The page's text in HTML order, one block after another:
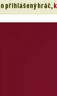
přihlášený hráč,